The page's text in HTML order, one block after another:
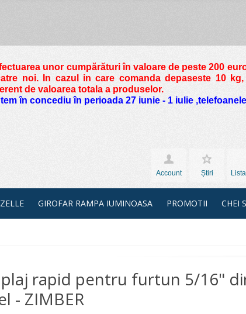
unor cumpărături în valoare de peste 200
noi. In cazul in care comanda depaseste 10
de valoarea totala a produselor.
în concediu în perioada 27 iunie - 1 iulie
Account
Știri
GIROFAR RAMPA IUMINOASA PROMOTII CHEI
rapid pentru furtun 5/16"
- ZIMBER